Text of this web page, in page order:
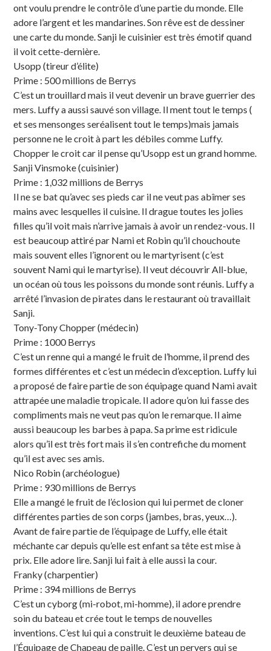
ont voulu prendre le contrôle d’une partie du monde. Elle
adore l’argent et les mandarines. Son rêve est de dessiner
une carte du monde. Sanji le cuisinier est très émotif quand
il voit cette-dernière.
Usopp (tireur d’élite)
Prime : 500 millions de Berrys
C’est un trouillard mais il veut devenir un brave guerrier des
mers. Luffy a aussi sauvé son village. Il ment tout le temps (
et ses mensonges seréalisent tout le temps)mais jamais
personne ne le croit à part les débiles comme Luffy.
Chopper le croit car il pense qu’Usopp est un grand homme.
Sanji Vinsmoke (cuisinier)
Prime : 1,032 millions de Berrys
Il ne se bat qu’avec ses pieds car il ne veut pas abîmer ses
mains avec lesquelles il cuisine. Il drague toutes les jolies
filles qu’il voit mais n’arrive jamais à avoir un rendez-vous. Il
est beaucoup attiré par Nami et Robin qu’il chouchoute
mais souvent elles l’ignorent ou le martyrisent (c’est
souvent Nami qui le martyrise). Il veut découvrir All-blue,
un océan où tous les poissons du monde sont réunis. Luffy a
arrêté l’invasion de pirates dans le restaurant où travaillait
Sanji.
Tony-Tony Chopper (médecin)
Prime : 1000 Berrys
C’est un renne qui a mangé le fruit de l’homme, il prend des
formes différentes et c’est un médecin d’exception. Luffy lui
a proposé de faire partie de son équipage quand Nami avait
attrapée une maladie tropicale. Il adore qu’on lui fasse des
compliments mais ne veut pas qu’on le remarque. Il aime
aussi beaucoup les barbes à papa. Sa prime est ridicule
alors qu’il est très fort mais il s’en contrefiche du moment
qu’il est avec ses amis.
Nico Robin (archéologue)
Prime : 930 millions de Berrys
Elle a mangé le fruit de l’éclosion qui lui permet de cloner
différentes parties de son corps (jambes, bras, yeux…).
Avant de faire partie de l’équipage de Luffy, elle était
méchante car depuis qu’elle est enfant sa tête est mise à
prix. Elle adore lire. Sanji lui fait à elle aussi la cour.
Franky (charpentier)
Prime : 394 millions de Berrys
C’est un cyborg (mi-robot, mi-homme), il adore prendre
soin du bateau et crée tout le temps de nouvelles
inventions. C’est lui qui a construit le deuxième bateau de
l’Équipage de Chapeau de paille. C’est un pervers qui se